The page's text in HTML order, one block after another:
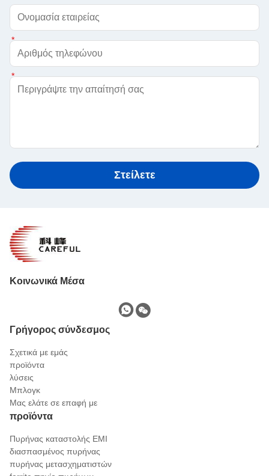
Στείλετε
Κοινωνικά Μέσα
Γρήγορος σύνδεσμος
Σχετικά με εμάς
προϊόντα
λύσεις
Μπλογκ
Μας ελάτε σε επαφή με
προϊόντα
Πυρήνας καταστολής EMI
διασπασμένος πυρήνας
πυρήνας μετασχηματιστών